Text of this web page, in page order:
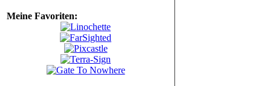
Meine Favoriten: